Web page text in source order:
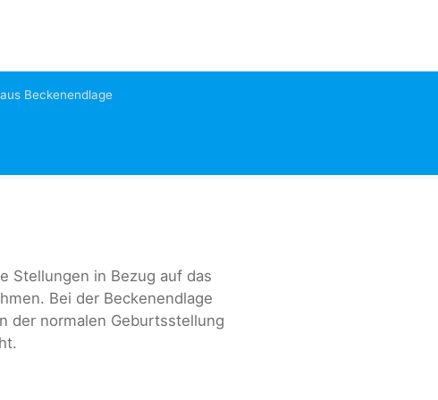
Beckenendlage
Stellungen in Bezug auf das
Bei der Beckenendlage
der normalen Geburtsstellung